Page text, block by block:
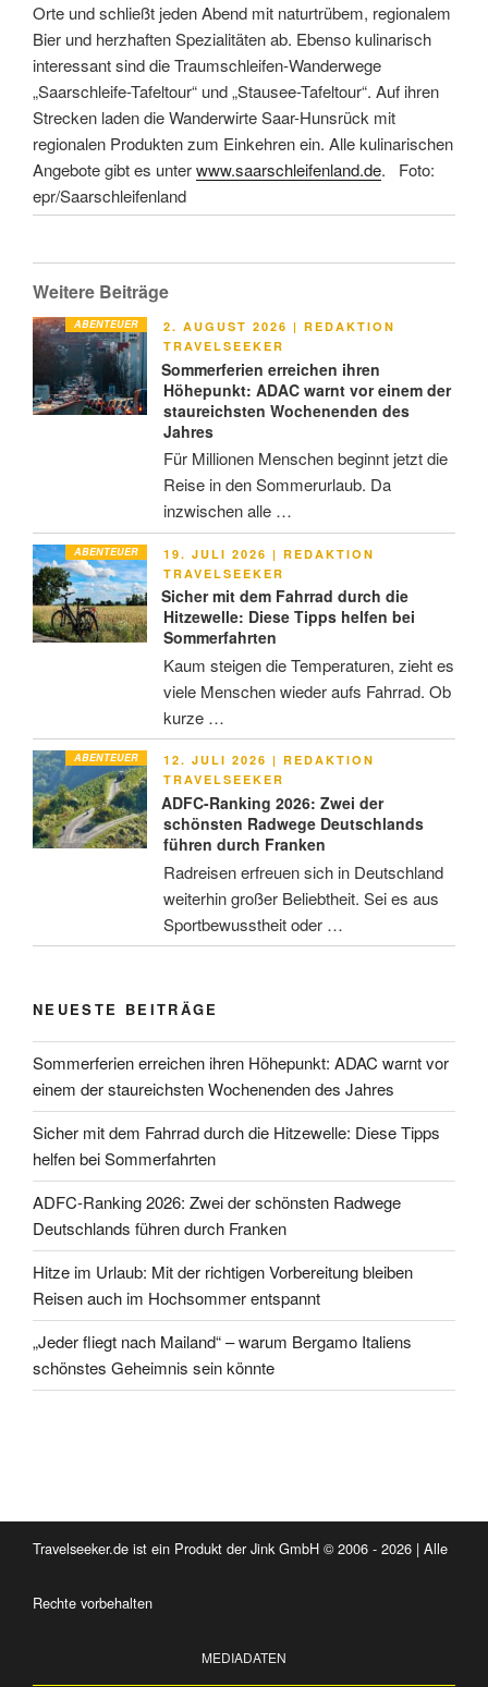
Orte und schließt jeden Abend mit naturtrübem, regionalem
Bier und herzhaften Spezialitäten ab. Ebenso kulinarisch
interessant sind die Traumschleifen-Wanderwege
„Saarschleife-Tafeltour“ und „Stausee-Tafeltour“. Auf ihren
Strecken laden die Wanderwirte Saar-Hunsrück mit
regionalen Produkten zum Einkehren ein. Alle kulinarischen
Angebote gibt es unterwww.saarschleifenland.de. Foto:
epr/Saarschleifenland
Weitere Beiträge
ABENTEUER
VERÖFFENTLICHT
AM
2. AUGUST 2026 | REDAKTION
TRAVELSEEKER
Sommerferien erreichen ihren
Höhepunkt: ADAC warnt vor einem der
staureichsten Wochenenden des
Jahres
Für Millionen Menschen beginnt jetzt die
Reise in den Sommerurlaub. Da
inzwischen alle …
ABENTEUER
VERÖFFENTLICHT
AM
19. JULI 2026 | REDAKTION
TRAVELSEEKER
Sicher mit dem Fahrrad durch die
Hitzewelle: Diese Tipps helfen bei
Sommerfahrten
Kaum steigen die Temperaturen, zieht es
viele Menschen wieder aufs Fahrrad. Ob
kurze …
ABENTEUER
VERÖFFENTLICHT
AM
12. JULI 2026 | REDAKTION
TRAVELSEEKER
ADFC-Ranking 2026: Zwei der
schönsten Radwege Deutschlands
führen durch Franken
Radreisen erfreuen sich in Deutschland
weiterhin großer Beliebtheit. Sei es aus
Sportbewusstheit oder …
NEUESTE BEITRÄGE
Sommerferien erreichen ihren Höhepunkt: ADAC warnt vor
einem der staureichsten Wochenenden des Jahres
Sicher mit dem Fahrrad durch die Hitzewelle: Diese Tipps
helfen bei Sommerfahrten
ADFC-Ranking 2026: Zwei der schönsten Radwege
Deutschlands führen durch Franken
Hitze im Urlaub: Mit der richtigen Vorbereitung bleiben
Reisen auch im Hochsommer entspannt
„Jeder fliegt nach Mailand“ – warum Bergamo Italiens
schönstes Geheimnis sein könnte
Travelseeker.de ist ein Produkt der Jink GmbH © 2006 - 2026 | Alle
Rechte vorbehalten
MEDIADATEN